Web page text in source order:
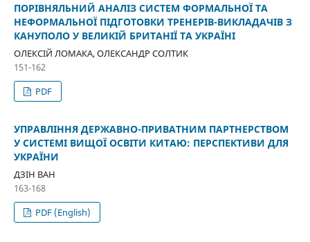
ПОРІВНЯЛЬНИЙ АНАЛІЗ СИСТЕМ ФОРМАЛЬНОЇ ТА
НЕФОРМАЛЬНОЇ ПІДГОТОВКИ ТРЕНЕРІВ-ВИКЛАДАЧІВ З
КАНУПОЛО У ВЕЛИКІЙ БРИТАНІЇ ТА УКРАЇНІ
ОЛЕКСІЙ ЛОМАКА, ОЛЕКСАНДР СОЛТИК
151-162
PDF
УПРАВЛІННЯ ДЕРЖАВНО-ПРИВАТНИМ ПАРТНЕРСТВОМ
У СИСТЕМІ ВИЩОЇ ОСВІТИ КИТАЮ: ПЕРСПЕКТИВИ ДЛЯ
УКРАЇНИ
ДЗІН ВАН
163-168
PDF (English)